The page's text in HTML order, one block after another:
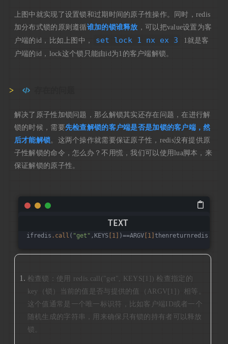
上图中就实现了设置锁和过期时间的原子性操作。同时，redis
加分布式锁的原则遵循谁加的锁谁释放 ，可以把value设置为客
户端的id，比如上图中，
set lock 1 nx ex 3
1就是客
户端的id，lock这个锁只能由id为1的客户端解锁。
解决了原子性加锁问题，那么解锁其实还存在问题，在进行解
锁的时候，需要先检查解锁的客户端是否是加锁的客户端，然
后才能解锁。这两个操作就需要保证原子性，redis没有提供原
子性解锁的命令，怎么办？不用慌，我们可以使用lua脚本，来
保证解锁的原子性。
ifredis .call ( "get" ,KEYS[1] )==ARGV[1] thenreturnredis
检查锁：使用 redis.call("get", KEYS[1]) 检查指定的
key（锁）当前的值是否与提供的值（ARGV[1]）相等。
这个值通常是一个唯一标识符，比如客户端ID或者一个
随机生成的字符串，用来确保只有锁的持有者可以释放
锁。